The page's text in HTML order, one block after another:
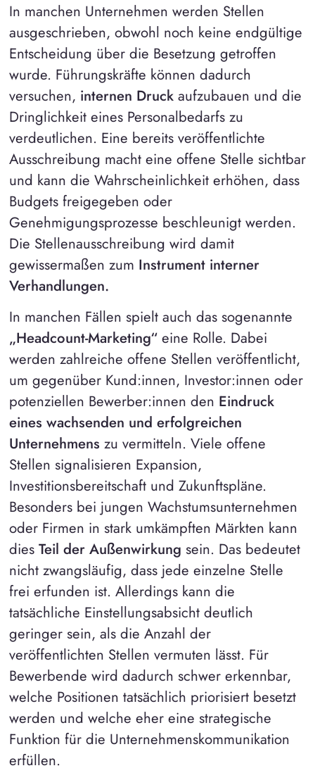
In manchen Unternehmen werden Stellen
ausgeschrieben, obwohl noch keine endgültige
Entscheidung über die Besetzung getroffen
wurde. Führungskräfte können dadurch
versuchen, internen Druck aufzubauen und die
Dringlichkeit eines Personalbedarfs zu
verdeutlichen. Eine bereits veröffentlichte
Ausschreibung macht eine offene Stelle sichtbar
und kann die Wahrscheinlichkeit erhöhen, dass
Budgets freigegeben oder
Genehmigungsprozesse beschleunigt werden.
Die Stellenausschreibung wird damit
gewissermaßen zum Instrument interner
Verhandlungen.
In manchen Fällen spielt auch das sogenannte
„Headcount-Marketing“eine Rolle. Dabei
werden zahlreiche offene Stellen veröffentlicht,
um gegenüber Kund:innen, Investor:innen oder
potenziellen Bewerber:innen den Eindruck
eines wachsenden und erfolgreichen
Unternehmens zu vermitteln. Viele offene
Stellen signalisieren Expansion,
Investitionsbereitschaft und Zukunftspläne.
Besonders bei jungen Wachstumsunternehmen
oder Firmen in stark umkämpften Märkten kann
dies Teil der Außenwirkung sein. Das bedeutet
nicht zwangsläufig, dass jede einzelne Stelle
frei erfunden ist. Allerdings kann die
tatsächliche Einstellungsabsicht deutlich
geringer sein, als die Anzahl der
veröffentlichten Stellen vermuten lässt. Für
Bewerbende wird dadurch schwer erkennbar,
welche Positionen tatsächlich priorisiert besetzt
werden und welche eher eine strategische
Funktion für die Unternehmenskommunikation
erfüllen.